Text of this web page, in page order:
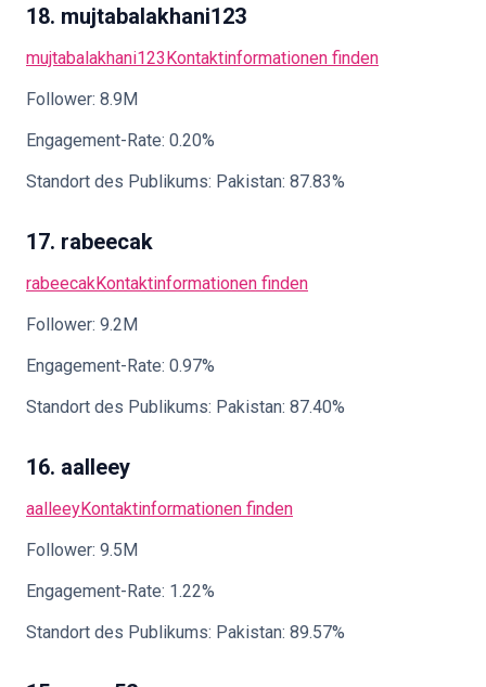
18. mujtabalakhani123
mujtabalakhani123Kontaktinformationen finden
Follower: 8.9M
Engagement-Rate: 0.20%
Standort des Publikums: Pakistan: 87.83%
17. rabeecak
rabeecakKontaktinformationen finden
Follower: 9.2M
Engagement-Rate: 0.97%
Standort des Publikums: Pakistan: 87.40%
16. aalleey
aalleeyKontaktinformationen finden
Follower: 9.5M
Engagement-Rate: 1.22%
Standort des Publikums: Pakistan: 89.57%